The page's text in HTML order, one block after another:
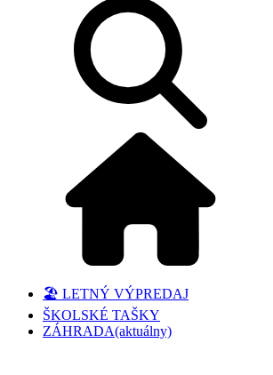
🏖️ LETNÝ VÝPREDAJ
ŠKOLSKÉ TAŠKY
ZÁHRADA(aktuálny)